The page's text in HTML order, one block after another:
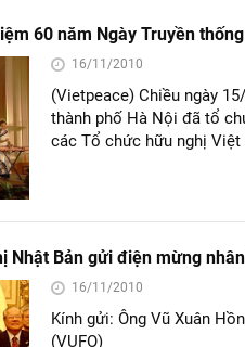
60 năm Ngày Truyền
16/11/2010
(Vietpeace) Chiều ngày
thành phố Hà Nội đã tổ
các Tổ chức hữu nghị
Nhật Bản gửi điện mừng
16/11/2010
Kính gửi: Ông Vũ Xuân
(VUFO)